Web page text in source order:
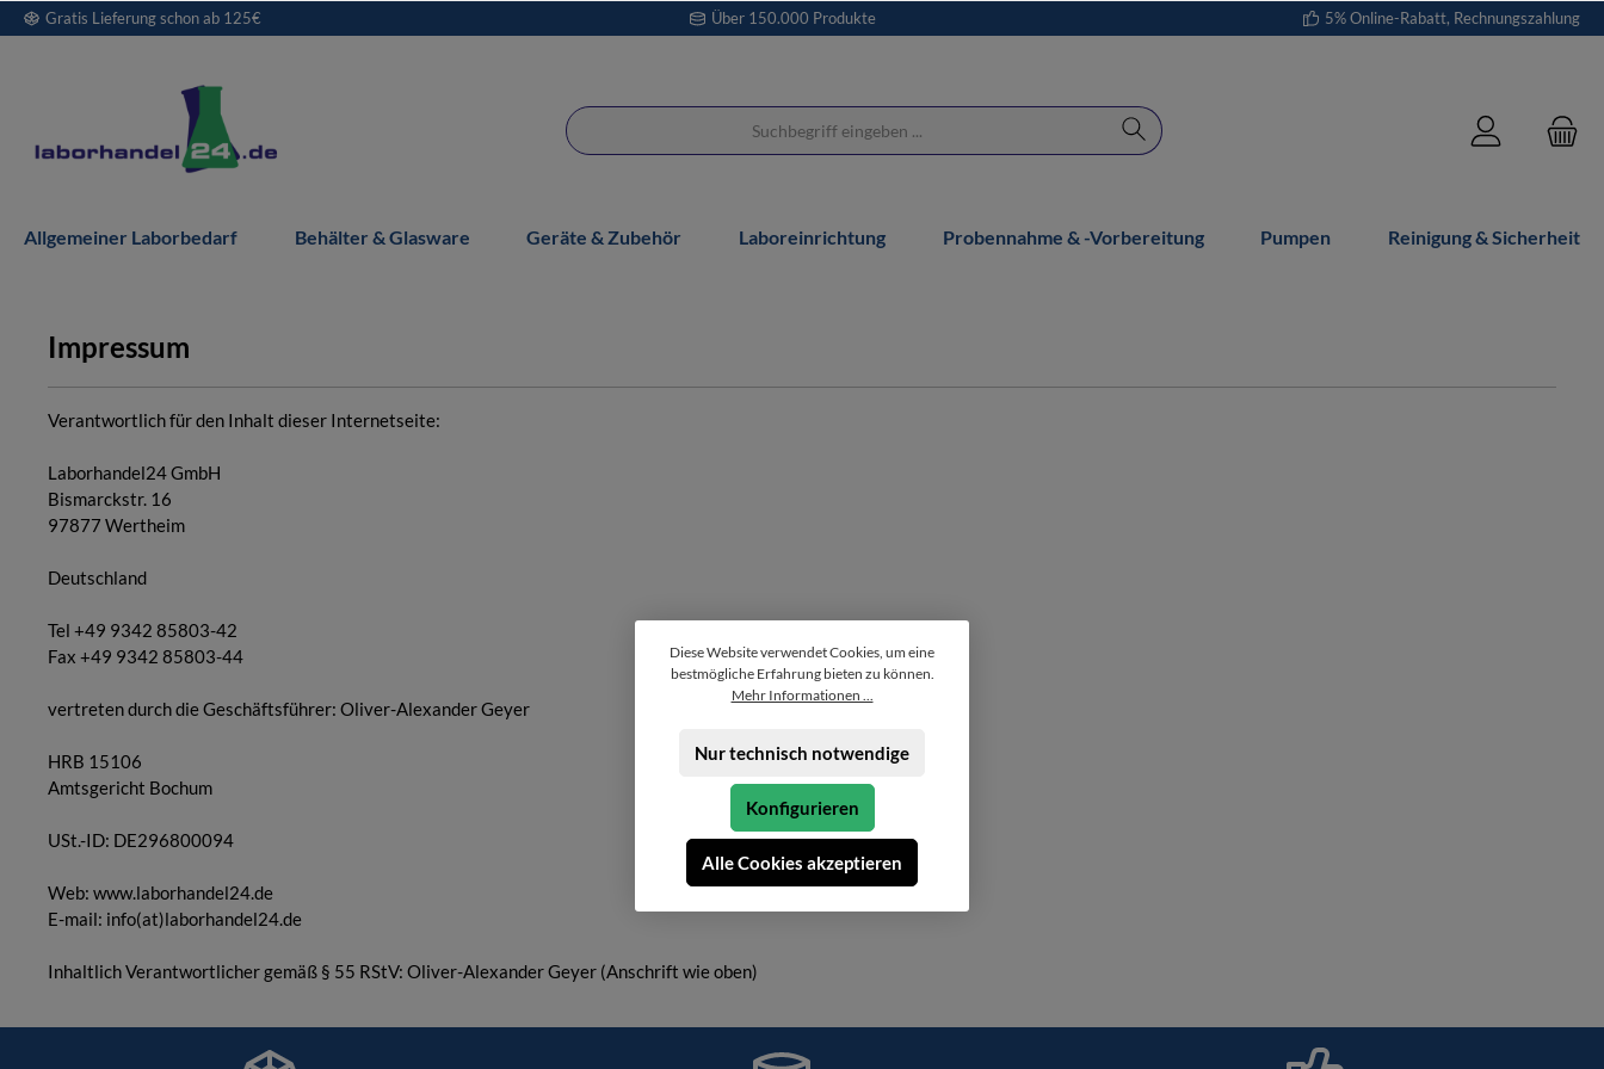
Zur Hauptnavigation springen
Gratis Lieferung schon ab 125€ Über 150.000 Produkte 5% Online-Rabatt, Rechnungszahlung
Allgemeiner Laborbedarf Behälter & Glasware Geräte & Zubehör Laboreinrichtung Probennahme & -vorbereitung Pumpen Reinigung & Sicherheit
Impressum
Verantwortlich für den Inhalt dieser Internetseite:
Laborhandel24 GmbH
Bismarckstr. 16
97877 Wertheim
Deutschland
Tel +49 9342 85803-42
Fax +49 9342 85803-44
vertreten durch die Geschäftsführer: Oliver-Alexander Geyer
HRB 15106
Amtsgericht Bochum
USt.-ID: DE296800094
Web: www.laborhandel24.de
E-mail: info(at)laborhandel24.de
Inhaltlich Verantwortlicher gemäß § 55 RStV: Oliver-Alexander Geyer (Anschrift wie oben)
Diese Website verwendet Cookies, um eine
bestmögliche Erfahrung bieten zu können.
Mehr Informationen ...
Nur technisch notwendige
Konfigurieren
Alle Cookies akzeptieren